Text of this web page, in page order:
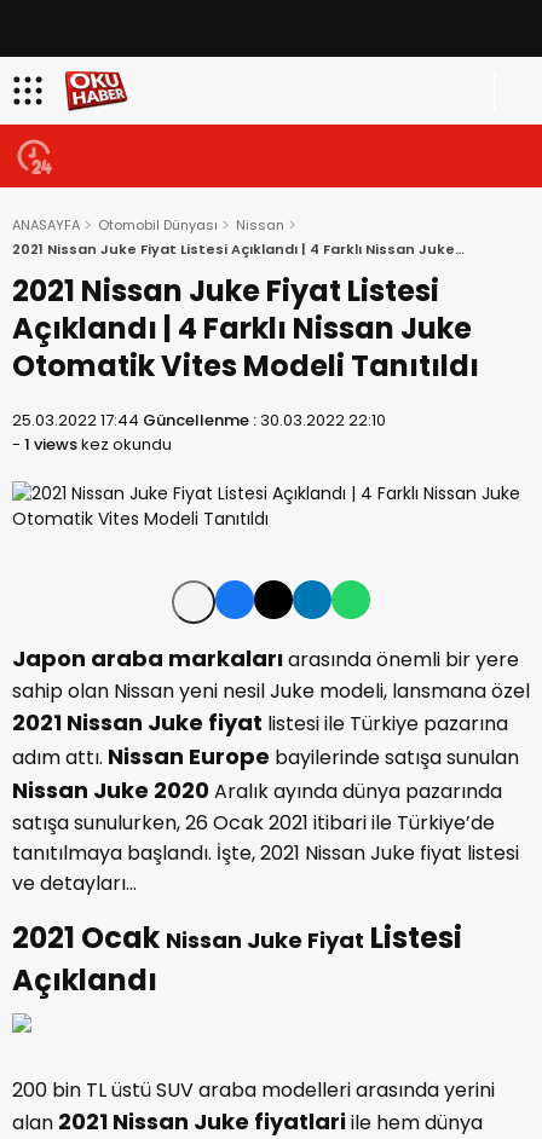
ANASAYFA Otomobil Dünyası
Nissan
2021 Nissan Juke Fiyat Listesi Açıklandı | 4 Farklı Nissan Juke
Otomatik Vites Modeli Tanıtıldı
2021 Nissan Juke Fiyat Listesi
Açıklandı | 4 Farklı Nissan Juke
Otomatik Vites Modeli Tanıtıldı
25.03.2022 17:44 Güncellenme :30.03.2022 22:10
- 1 viewskez okundu
Japon araba markalarıarasında önemli bir yere
sahip olan Nissan yeni nesil Juke modeli, lansmana özel
2021 Nissan Juke fiyat listesi ile Türkiye pazarına
adım attı. Nissan Europe bayilerinde satışa sunulan
Nissan Juke 2020Aralık ayında dünya pazarında
satışa sunulurken, 26 Ocak 2021 itibari ile Türkiye’de
tanıtılmaya başlandı. İşte, 2021 Nissan Juke fiyat listesi
ve detayları...
2021 Ocak Nissan Juke Fiyat Listesi
Açıklandı
200 bin TL üstü SUV araba modelleri arasında yerini
alan 2021 Nissan Juke fiyatlariile hem dünya